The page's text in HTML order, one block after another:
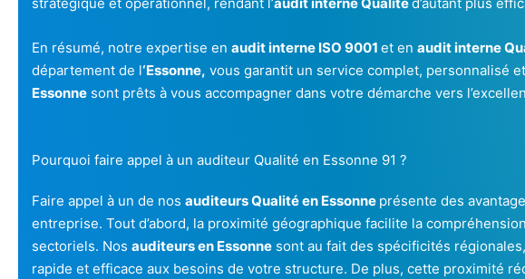
En résumé, notre expertise en audit interne ISO 9001 et en audit interne
département de l‘Essonne, vous garantit un service complet, personnalisé
Essonne sont prêts à vous accompagner dans votre démarche vers
Pourquoi faire appel à un auditeur Qualité en Essonne 91 ?
Faire appel à un de nos auditeurs Qualité en Essonne présente des
entreprise. Tout d’abord, la proximité géographique facilite la
sectoriels. Nos auditeurs en Essonne sont au fait des spécificités
rapide et efficace aux besoins de votre structure. De plus, cette proximité